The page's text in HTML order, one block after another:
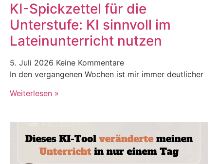
KI-Spickzettel für die
Unterstufe: KI sinnvoll im
Lateinunterricht nutzen
5. Juli 2026 Keine Kommentare
In den vergangenen Wochen ist mir immer deutlicher
Weiterlesen »